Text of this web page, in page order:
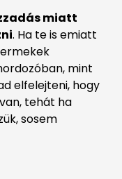
miatt
. Ha te is emiatt
mint
elfelejteni, hogy
tehát ha
sosem